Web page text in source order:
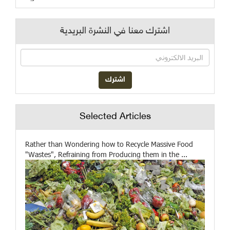
اشترك معنا في النشرة البريدية
Selected Articles
Rather than Wondering how to Recycle Massive Food
"Wastes", Refraining from Producing them in the ...